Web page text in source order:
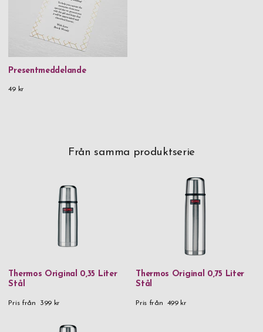
Presentmeddelande
49 kr
Från samma produktserie
Thermos Original 0,35 Liter
Stål
Pris från 399 kr
Thermos Original 0,75 Liter
Stål
Pris från 499 kr